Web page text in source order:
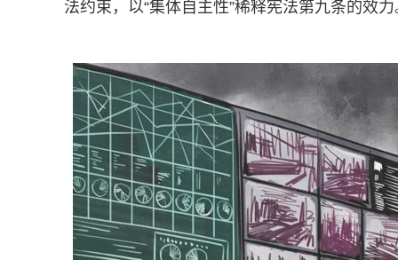
法约束，以“集体自主性”稀释宪法第九条的效力